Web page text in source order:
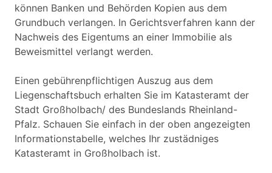
können Banken und Behörden Kopien aus dem
Grundbuch verlangen. In Gerichtsverfahren kann der
Nachweis des Eigentums an einer Immobilie als
Beweismittel verlangt werden.
Einen gebührenpflichtigen Auszug aus dem
Liegenschaftsbuch erhalten Sie im Katasteramt der
Stadt Großholbach/ des Bundeslands Rheinland-
Pfalz. Schauen Sie einfach in der oben angezeigten
Informationstabelle, welches Ihr zustädniges
Katasteramt in Großholbach ist.